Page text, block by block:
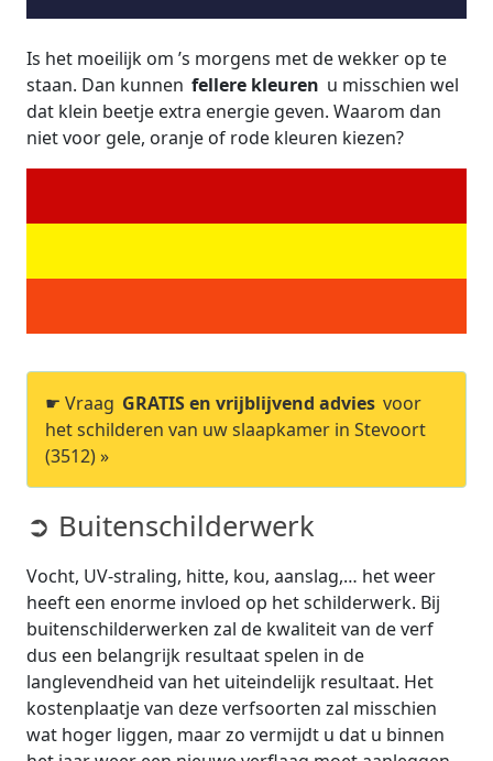
Is het moeilijk om ’s morgens met de wekker op te
staan. Dan kunnen fellere kleuren u misschien wel
dat klein beetje extra energie geven. Waarom dan
niet voor gele, oranje of rode kleuren kiezen?
☛ Vraag GRATIS en vrijblijvend advies voor
het schilderen van uw slaapkamer in Stevoort
(3512) »
➲ Buitenschilderwerk
Vocht, UV-straling, hitte, kou, aanslag,… het weer
heeft een enorme invloed op het schilderwerk. Bij
buitenschilderwerken zal de kwaliteit van de verf
dus een belangrijk resultaat spelen in de
langlevendheid van het uiteindelijk resultaat. Het
kostenplaatje van deze verfsoorten zal misschien
wat hoger liggen, maar zo vermijdt u dat u binnen